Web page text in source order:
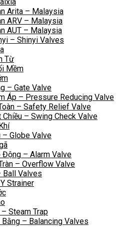
Arita – Malaysia
ARV – Malaysia
AUT – Malaysia
– Shinyi Valves
Từ
Mềm
– Gate Valve
Áp – Pressure Reducing Valve
– Safety Relief Valve
Chiều – Swing Check Valve
– Globe Valve
Động – Alarm Valve
– Overflow Valve
Ball Valves
Strainer
Steam Trap
Bằng – Balancing Valves